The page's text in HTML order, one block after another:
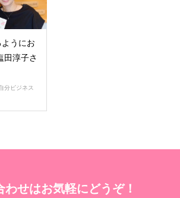
うにお
田淳子さ
分ビジネス
わせはお気軽にどうぞ！